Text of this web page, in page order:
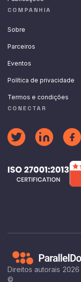
COMPANHIA
Sobre
Parceiros
Eventos
Política de privacidade
Termos e condições
CONECTAR
Direitos autorais
©
2026